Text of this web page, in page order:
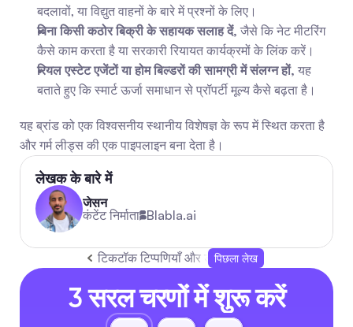
बदलावों, या विद्युत वाहनों के बारे में प्रश्नों के लिए।
बिना किसी कठोर बिक्री के सहायक सलाह दें, जैसे कि नेट मीटरिंग
कैसे काम करता है या सरकारी रियायत कार्यक्रमों के लिंक करें।
रियल एस्टेट एजेंटों या होम बिल्डरों की सामग्री में संलग्न हों, यह
बताते हुए कि स्मार्ट ऊर्जा समाधान से प्रॉपर्टी मूल्य कैसे बढ़ता है।
यह ब्रांड को एक विश्वसनीय स्थानीय विशेषज्ञ के रूप में स्थित करता है
और गर्म लीड्स की एक पाइपलाइन बना देता है।
लेखक के बारे में
जेसन
कंटेंट निर्माता Blabla.ai
टिकटॉक टिप्पणियाँ और डीएम को स्वचालित करें: एक
पिछला लेख
3 सरल चरणों में शुरू करें